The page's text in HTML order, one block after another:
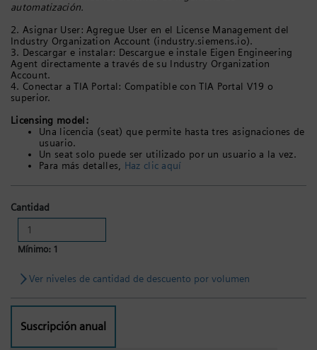
automatización.
2. Asignar User: Agregue User en el License Management del
Industry Organization Account (industry.siemens.io).
3. Descargar e instalar: Descargue e instale Eigen Engineering
Agent directamente a través de su Industry Organization
Account.
4. Conectar a TIA Portal: Compatible con TIA Portal V19 o
superior.
Licensing model:
Una licencia (seat) que permite hasta tres asignaciones de
usuario.
Un seat solo puede ser utilizado por un usuario a la vez.
Para más detalles, Haz clic aquí
Cantidad
Mínimo: 1
Ver niveles de cantidad de descuento por volumen
Suscripción anual